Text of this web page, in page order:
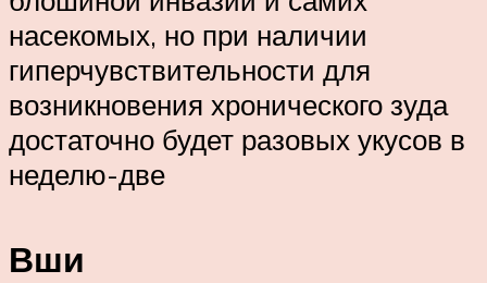
насекомых, но при наличии
гиперчувствительности для
возникновения хронического зуда
достаточно будет разовых укусов в
неделю-две
Вши